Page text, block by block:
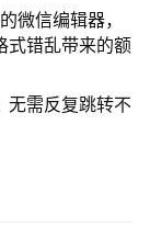
微信编辑器，
式错乱带来的额
无需反复跳转不